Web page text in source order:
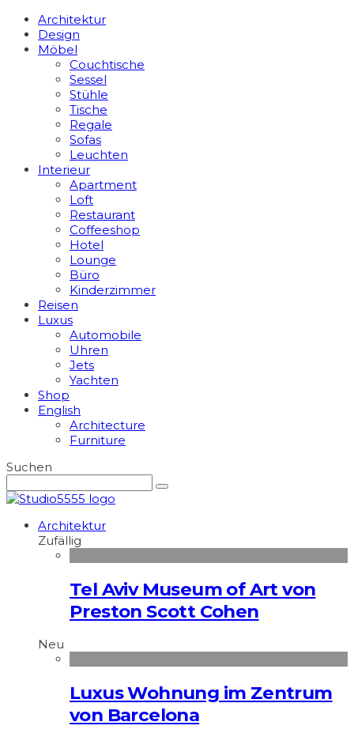
Architektur
Design
Möbel
Couchtische
Sessel
Stühle
Tische
Regale
Sofas
Leuchten
Interieur
Apart­ment
Loft
Restaurant
Coffeeshop
Hotel
Lounge
Büro
Kinderzimmer
Reisen
Luxus
Automobile
Uhren
Jets
Yachten
Shop
English
Architecture
Furniture
Suchen
Architektur
Zufällig
Tel Aviv Museum of Art von
Preston Scott Cohen
Neu
Luxus Wohnung im Zentrum
von Barcelona